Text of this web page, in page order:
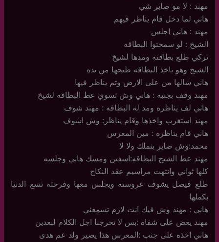
مهند : لا مو صاير شي
هاني لما دخل قام يناظر فيهم
مهند : هاني اجلس
الشيخ : لو سمحتوا البطاقه
تركي طلع بطاقته ومدها لشيخ
الشيخ وهو ياخذ البطاقه طيحها من يده
هاني شالها من على الارض وتم يناظر فيها
مهند وقف بجنبه : هاني وش تسوي عط البطاقه لشيخ
هاني لف يناظره ومد له البطاقه : مهند شوف
مهند استغرب واخذها وقام يناظر: وش اشوف
هاني قام يناظره : مين المعرس
محمد:وش صاير بنملك ولا لا
مهند عط الشيخ البطاقه:اسفين ومسك هاني وجلسه
كلها ثواني وانتهت مراسيم عقد النكاح
طلع فيصل يشوف عروسته ويجلس معها وفرحته تسع الدنيا
بكملها
هاني : مهند وش فيك انت لازم تسمعني
مهند يعض على شفاه :بس لا تحرجنا اجل الكلام لبعدين
هاني اخذه على جنب :المعرس هذا يصير ولد عم هدى